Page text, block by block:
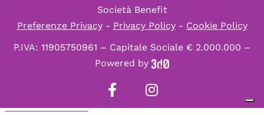
Società Benefit
Preferenze Privacy- Privacy Policy- Cookie Policy
P.IVA: 11905750961 – Capitale Sociale € 2.000.000 –
Powered by